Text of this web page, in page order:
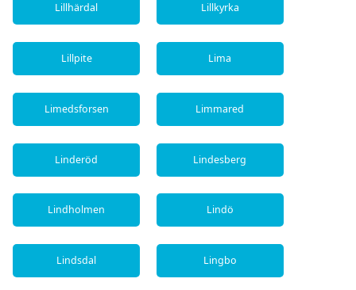
Lillhärdal Lillkyrka
Lillpite Lima
Limedsforsen Limmared
Linderöd Lindesberg
Lindholmen Lindö
Lindsdal Lingbo